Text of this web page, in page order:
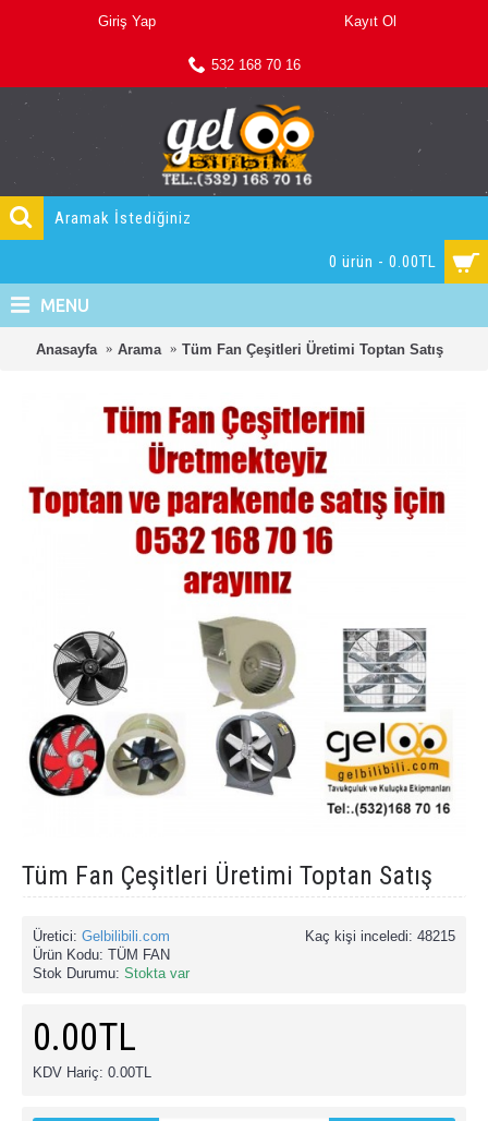
Giriş Yap Kayıt Ol
532 168 70 16
0 ürün - 0.00TL
MENU
Anasayfa Arama Tüm Fan Çeşitleri Üretimi Toptan Satış
Tüm Fan Çeşitleri Üretimi Toptan Satış
Kaç kişi inceledi: 48215
Üretici: Gelbilibili.com
Ürün Kodu: TÜM FAN
Stok Durumu: Stokta var
0.00TL
KDV Hariç: 0.00TL